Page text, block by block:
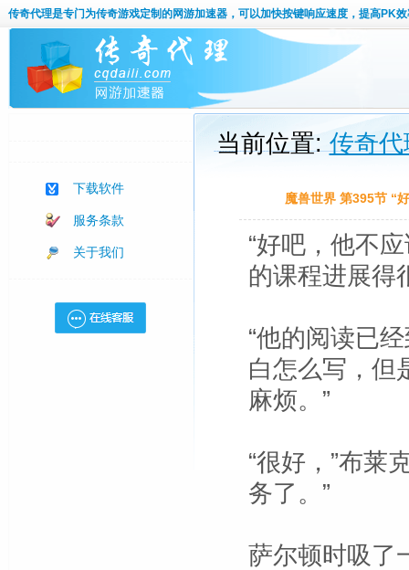
传奇代理是专门为传奇游戏定制的网游加速器，可以加快按键响应速度，提高PK效
下载软件
服务条款
关于我们
当前位置:传奇代
魔兽世界 第395节 “
“好吧，他不
的课程进展得
“他的阅读已
白怎么写，但
麻烦。”
“很好，”布莱
务了。”
萨尔顿时吸了